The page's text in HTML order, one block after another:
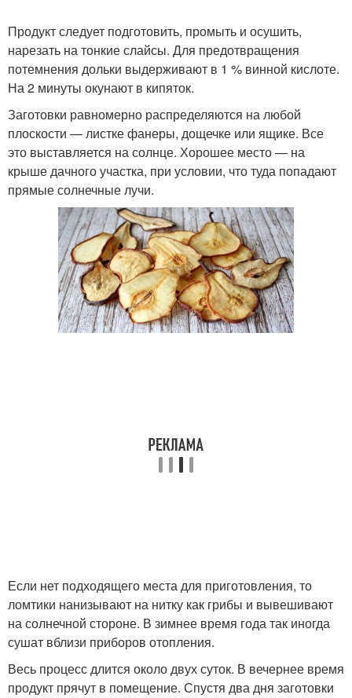
Продукт следует подготовить, промыть и осушить,
нарезать на тонкие слайсы. Для предотвращения
потемнения дольки выдерживают в 1 % винной кислоте.
На 2 минуты окунают в кипяток.
Заготовки равномерно распределяются на любой
плоскости — листке фанеры, дощечке или ящике. Все
это выставляется на солнце. Хорошее место — на
крыше дачного участка, при условии, что туда попадают
прямые солнечные лучи.
Если нет подходящего места для приготовления, то
ломтики нанизывают на нитку как грибы и вывешивают
на солнечной стороне. В зимнее время года так иногда
сушат вблизи приборов отопления.
Весь процесс длится около двух суток. В вечернее время
продукт прячут в помещение. Спустя два дня заготовки